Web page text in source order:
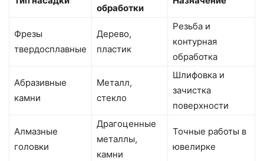
обработки
Фрезы
твердосплавные
Дерево,
пластик
Резьба и
контурная
обработка
Абразивные
камни
Металл,
стекло
Шлифовка и
зачистка
поверхности
Алмазные
головки
Драгоценные
металлы,
камни
Точные работы в
ювелирке